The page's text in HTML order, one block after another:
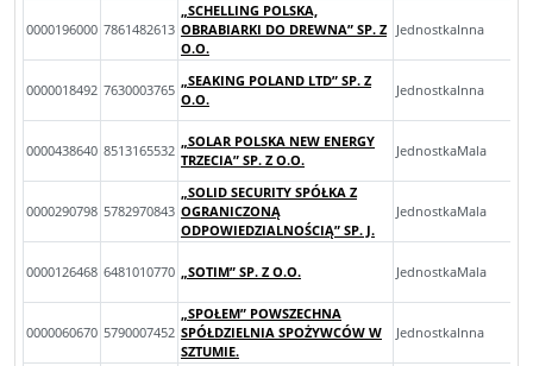
0000196000 7861482613
„SCHELLING POLSKA,
OBRABIARKI DO DREWNA” SP. Z
O.O.
JednostkaInna
0000018492 7630003765
„SEAKING POLAND LTD” SP. Z
O.O.
JednostkaInna
0000438640 8513165532
„SOLAR POLSKA NEW ENERGY
TRZECIA” SP. Z O.O.
JednostkaMala
0000290798 5782970843
„SOLID SECURITY SPÓŁKA Z
OGRANICZONĄ
ODPOWIEDZIALNOŚCIĄ” SP. J.
JednostkaMala
0000126468 6481010770 „SOTIM” SP. Z O.O. JednostkaMala
0000060670 5790007452
„SPOŁEM” POWSZECHNA
SPÓŁDZIELNIA SPOŻYWCÓW W
SZTUMIE.
JednostkaInna